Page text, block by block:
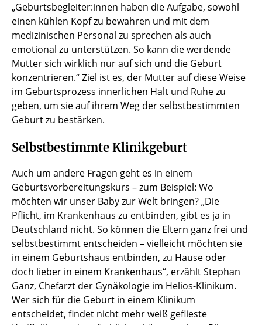
„Geburtsbegleiter:innen haben die Aufgabe, sowohl
einen kühlen Kopf zu bewahren und mit dem
medizinischen Personal zu sprechen als auch
emotional zu unterstützen. So kann die werdende
Mutter sich wirklich nur auf sich und die Geburt
konzentrieren.“ Ziel ist es, der Mutter auf diese Weise
im Geburtsprozess innerlichen Halt und Ruhe zu
geben, um sie auf ihrem Weg der selbstbestimmten
Geburt zu bestärken.
Selbstbestimmte Klinikgeburt
Auch um andere Fragen geht es in einem
Geburtsvorbereitungskurs – zum Beispiel: Wo
möchten wir unser Baby zur Welt bringen? „Die
Pflicht, im Krankenhaus zu entbinden, gibt es ja in
Deutschland nicht. So können die Eltern ganz frei und
selbstbestimmt entscheiden – vielleicht möchten sie
in einem Geburtshaus entbinden, zu Hause oder
doch lieber in einem Krankenhaus“, erzählt Stephan
Ganz, Chefarzt der Gynäkologie im Helios-Klinikum.
Wer sich für die Geburt in einem Klinikum
entscheidet, findet nicht mehr weiß geflieste